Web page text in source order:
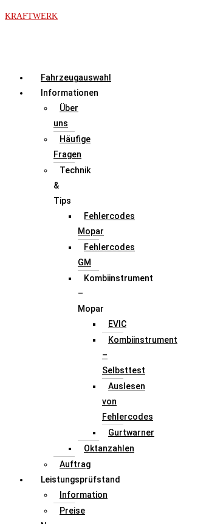
Zum
KRAFTWERK
Menü
Fahrzeugauswahl
Informationen
Über
uns
Häufige
Fragen
Technik
&
Tips
Fehlercodes
Mopar
Fehlercodes
GM
Kombiinstrument
–
Mopar
EVIC
Kombiinstrument
–
Selbsttest
Auslesen
von
Fehlercodes
Gurtwarner
Oktanzahlen
Auftrag
Leistungsprüfstand
Information
Preise